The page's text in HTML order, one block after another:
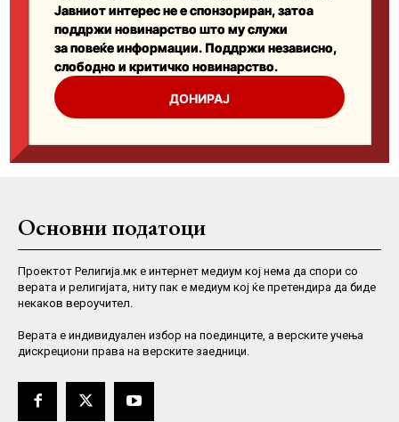
Основни податоци
Проектот Религија.мк е интернет медиум кој нема да спори со
верата и религијата, ниту пак е медиум кој ќе претендира да биде
некаков вероучител.
Верaта е индивидуален избор на поединците, а верските учења
дискрециони права на верските заедници.